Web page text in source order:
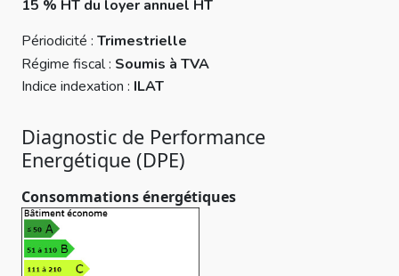
15 % HT du loyer annuel HT
Périodicité : Trimestrielle
Régime fiscal : Soumis à TVA
Indice indexation : ILAT
Diagnostic de Performance
Energétique (DPE)
Consommations énergétiques